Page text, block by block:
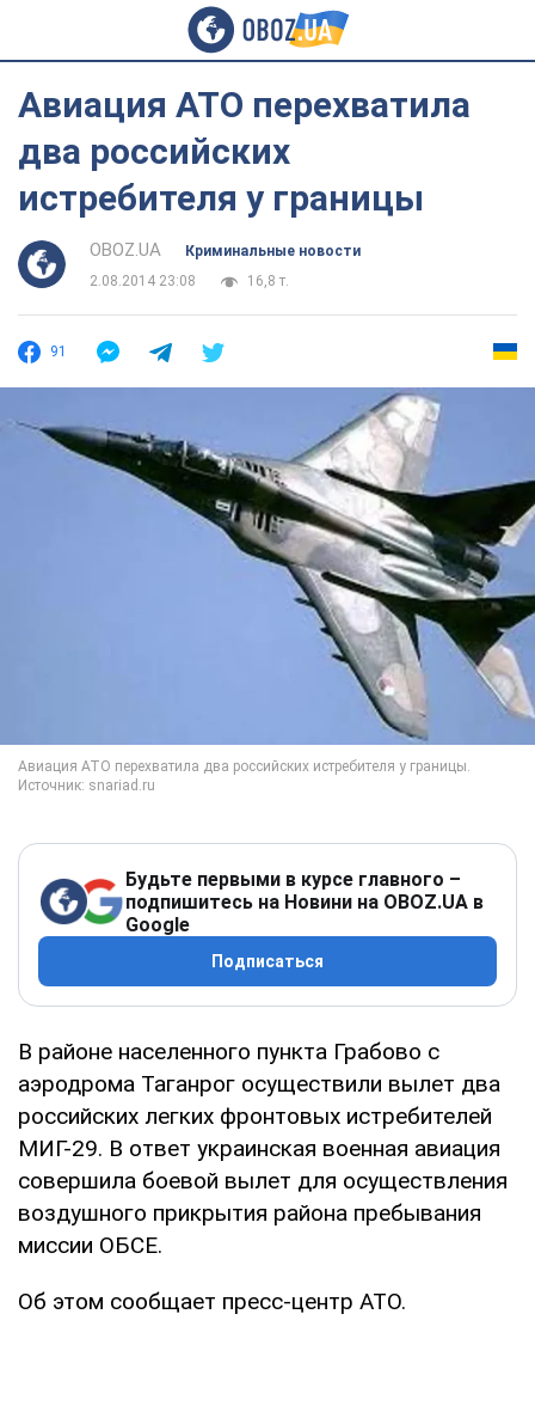
Авиация АТО перехватила
два российских
истребителя у границы
OBOZ.UA
Криминальные новости
2.08.2014 23:08
16,8 т.
91
Будьте первыми в курсе главного –
подпишитесь на Новини на OBOZ.UA в
Google
Подписаться
В районе населенного пункта Грабово с
аэродрома Таганрог осуществили вылет два
российских легких фронтовых истребителей
МИГ-29. В ответ украинская военная авиация
совершила боевой вылет для осуществления
воздушного прикрытия района пребывания
миссии ОБСЕ.
Об этом сообщает пресс-центр АТО.